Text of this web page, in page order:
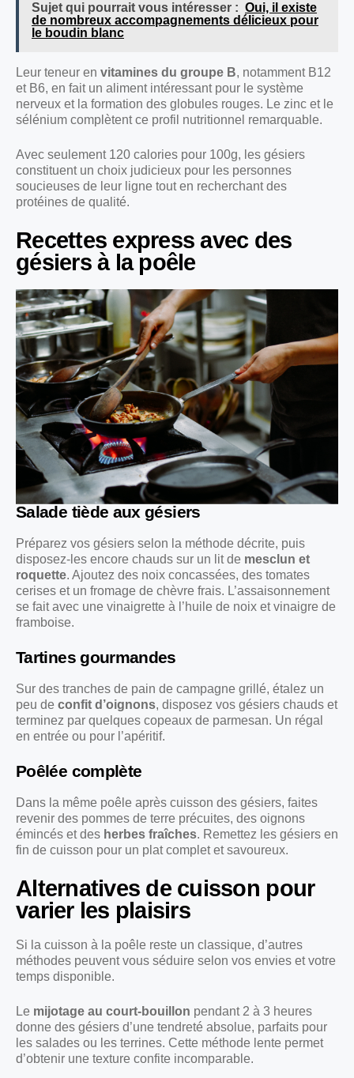
Sujet qui pourrait vous intéresser : Oui, il existe
de nombreux accompagnements délicieux pour
le boudin blanc
Leur teneur en vitamines du groupe B, notamment B12
et B6, en fait un aliment intéressant pour le système
nerveux et la formation des globules rouges. Le zinc et le
sélénium complètent ce profil nutritionnel remarquable.
Avec seulement 120 calories pour 100g, les gésiers
constituent un choix judicieux pour les personnes
soucieuses de leur ligne tout en recherchant des
protéines de qualité.
Recettes express avec des
gésiers à la poêle
Salade tiède aux gésiers
Préparez vos gésiers selon la méthode décrite, puis
disposez-les encore chauds sur un lit de mesclun et
roquette. Ajoutez des noix concassées, des tomates
cerises et un fromage de chèvre frais. L’assaisonnement
se fait avec une vinaigrette à l’huile de noix et vinaigre de
framboise.
Tartines gourmandes
Sur des tranches de pain de campagne grillé, étalez un
peu de confit d’oignons, disposez vos gésiers chauds et
terminez par quelques copeaux de parmesan. Un régal
en entrée ou pour l’apéritif.
Poêlée complète
Dans la même poêle après cuisson des gésiers, faites
revenir des pommes de terre précuites, des oignons
émincés et des herbes fraîches. Remettez les gésiers en
fin de cuisson pour un plat complet et savoureux.
Alternatives de cuisson pour
varier les plaisirs
Si la cuisson à la poêle reste un classique, d’autres
méthodes peuvent vous séduire selon vos envies et votre
temps disponible.
Le mijotage au court-bouillon pendant 2 à 3 heures
donne des gésiers d’une tendreté absolue, parfaits pour
les salades ou les terrines. Cette méthode lente permet
d’obtenir une texture confite incomparable.